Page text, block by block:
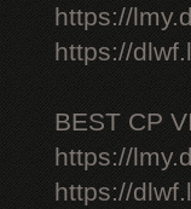
https://
https://
BEST CP
https://
https://